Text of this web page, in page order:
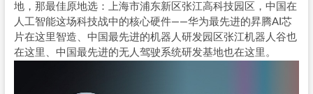
地，那最佳原地选：上海市浦东新区张江高科技园区，中国在
人工智能这场科技战中的核心硬件——华为最先进的昇腾AI芯
片在这里智造、中国最先进的机器人研发园区张江机器人谷也
在这里、中国最先进的无人驾驶系统研发基地也在这里。